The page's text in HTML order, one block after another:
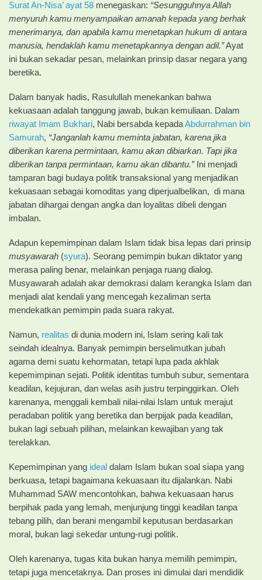
Surat An-Nisa’ayat 58 menegaskan: “Sesungguhnya Allah
menyuruh kamu menyampaikan amanah kepada yang berhak
menerimanya, dan apabila kamu menetapkan hukum di antara
manusia, hendaklah kamu menetapkannya dengan adil.”Ayat
ini bukan sekadar pesan, melainkan prinsip dasar negara yang
beretika.
Dalam banyak hadis, Rasulullah menekankan bahwa
kekuasaan adalah tanggung jawab, bukan kemuliaan. Dalam
riwayat Imam Bukhari, Nabi bersabda kepadaAbdurrahman bin
Samurah, “Janganlah kamu meminta jabatan, karena jika
diberikan karena permintaan, kamu akan dibiarkan. Tapi jika
diberikan tanpa permintaan, kamu akan dibantu.”Ini menjadi
tamparan bagi budaya politik transaksional yang menjadikan
kekuasaan sebagai komoditas yang diperjualbelikan, di mana
jabatan dihargai dengan angka dan loyalitas dibeli dengan
imbalan.
Adapun kepemimpinan dalam Islam tidak bisa lepas dari prinsip
musyawarah (syura). Seorang pemimpin bukan diktator yang
merasa paling benar, melainkan penjaga ruang dialog.
Musyawarah adalah akar demokrasi dalam kerangka Islam dan
menjadi alat kendali yang mencegah kezaliman serta
mendekatkan pemimpin pada suara rakyat.
Namun, realitas di dunia modern ini, Islam sering kali tak
seindah idealnya. Banyak pemimpin berselimutkan jubah
agama demi suatu kehormatan, tetapi lupa pada akhlak
kepemimpinan sejati. Politik identitas tumbuh subur, sementara
keadilan, kejujuran, dan welas asih justru terpinggirkan. Oleh
karenanya, menggali kembali nilai-nilai Islam untuk merajut
peradaban politik yang beretika dan berpijak pada keadilan,
bukan lagi sebuah pilihan, melainkan kewajiban yang tak
terelakkan.
Kepemimpinan yang ideal dalam Islam bukan soal siapa yang
berkuasa, tetapi bagaimana kekuasaan itu dijalankan. Nabi
Muhammad SAW mencontohkan, bahwa kekuasaan harus
berpihak pada yang lemah, menjunjung tinggi keadilan tanpa
tebang pilih, dan berani mengambil keputusan berdasarkan
moral, bukan lagi sekedar untung-rugi politik.
Oleh karenanya, tugas kita bukan hanya memilih pemimpin,
tetapi juga mencetaknya. Dan proses ini dimulai dari mendidik